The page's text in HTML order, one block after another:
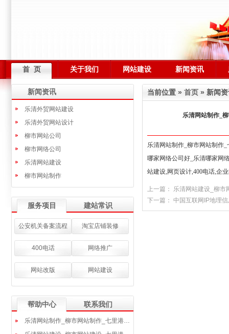
首 页 关于我们 网站建设 新闻资讯
新闻资讯
乐清外贸网站建设
乐清外贸网站设计
柳市网站公司
柳市网络公司
乐清网站建设
柳市网站制作
服务项目 建站常识
公安机关备案流程 淘宝店铺装修
400电话 网络推广
网站改版 网站建设
帮助中心 联系我们
乐清网站制作_柳市网站制作_七里港…
当前位置 » 首页 » 新闻
乐清网站制作_
乐清网站制作_柳市网站制作
哪家网络公司好_乐清哪家网
站建设,网页设计,400电话,企
上一篇：
乐清网站建设_柳市
下一篇： 中国互联网IP地理